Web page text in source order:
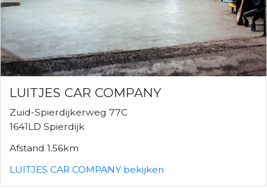
LUITJES CAR COMPANY
Zuid-Spierdijkerweg 77C
1641LD Spierdijk
Afstand 1.56km
LUITJES CAR COMPANY bekijken